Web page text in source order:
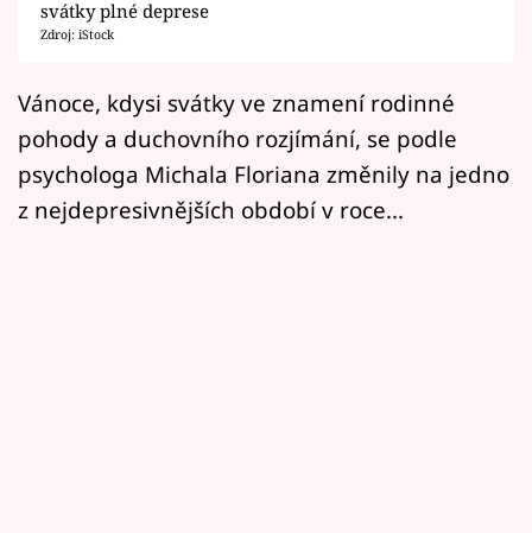
Mámy sobě
Přihlášení
Sledujte nás
svátky plné deprese
Zdroj: iStock
Vánoce, kdysi svátky ve znamení rodinné
pohody a duchovního rozjímání, se podle
psychologa Michala Floriana změnily na jedno
z nejdepresivnějších období v roce...